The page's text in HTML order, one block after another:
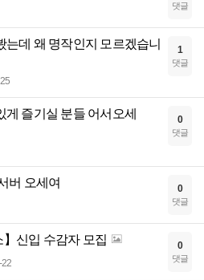
댓글
데 왜 명작인지 모르겠습니
1
댓글
즐기실 분들 어서오세
0
댓글
버 오세여 0
댓글
신입 수감자 모집 0
댓글